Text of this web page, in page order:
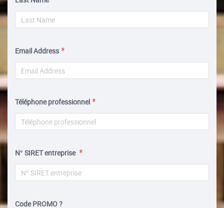
Email Address
Téléphone professionnel
N° SIRET entreprise
Code PROMO ?